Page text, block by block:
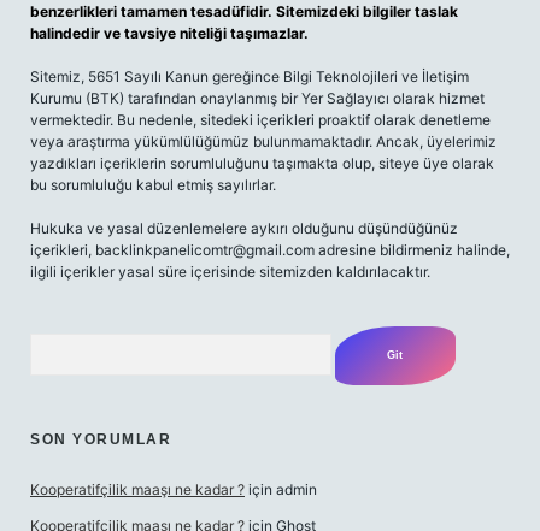
benzerlikleri tamamen tesadüfidir. Sitemizdeki bilgiler taslak
halindedir ve tavsiye niteliği taşımazlar.
Sitemiz, 5651 Sayılı Kanun gereğince Bilgi Teknolojileri ve İletişim
Kurumu (BTK) tarafından onaylanmış bir Yer Sağlayıcı olarak hizmet
vermektedir. Bu nedenle, sitedeki içerikleri proaktif olarak denetleme
veya araştırma yükümlülüğümüz bulunmamaktadır. Ancak, üyelerimiz
yazdıkları içeriklerin sorumluluğunu taşımakta olup, siteye üye olarak
bu sorumluluğu kabul etmiş sayılırlar.
Hukuka ve yasal düzenlemelere aykırı olduğunu düşündüğünüz
içerikleri, backlinkpanelicomtr@gmail.com adresine bildirmeniz halinde,
ilgili içerikler yasal süre içerisinde sitemizden kaldırılacaktır.
SON YORUMLAR
Kooperatifçilik maaşı ne kadar ? için admin
Kooperatifçilik maaşı ne kadar ? için Ghost